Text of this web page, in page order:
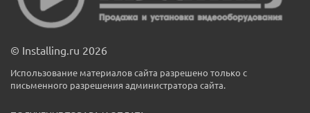
© Installing.ru 2026
Использование материалов сайта разрешено только с
письменного разрешения администратора сайта.